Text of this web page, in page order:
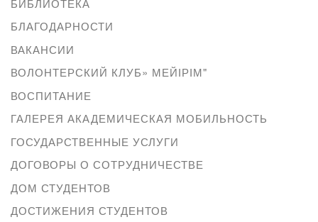
БИБЛИОТЕКА
БЛАГОДАРНОСТИ
ВАКАНСИИ
ВОЛОНТЕРСКИЙ КЛУБ» МЕЙІРІМ"
ВОСПИТАНИЕ
ГАЛЕРЕЯ АКАДЕМИЧЕСКАЯ МОБИЛЬНОСТЬ
ГОСУДАРСТВЕННЫЕ УСЛУГИ
ДОГОВОРЫ О СОТРУДНИЧЕСТВЕ
ДОМ СТУДЕНТОВ
ДОСТИЖЕНИЯ СТУДЕНТОВ